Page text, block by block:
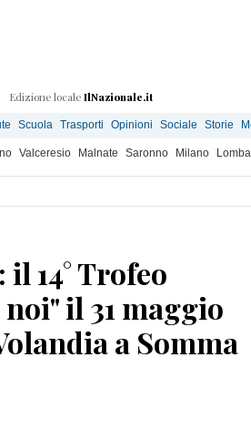
Edizione locale IlNazionale.it
Scuola Trasporti Opinioni Sociale Storie
Valceresio Malnate Saronno Milano
14° Trofeo
il 31 maggio
a Somma